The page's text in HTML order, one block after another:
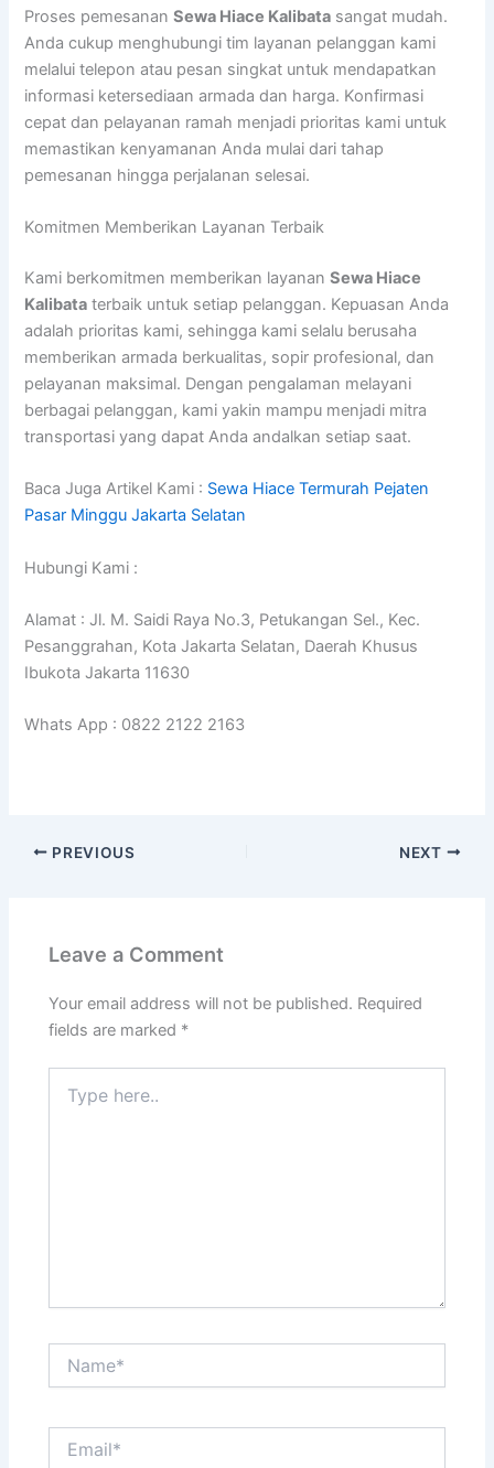
Proses pemesananSewa Hiace Kalibata sangat mudah.
Anda cukup menghubungi tim layanan pelanggan kami
melalui telepon atau pesan singkat untuk mendapatkan
informasi ketersediaan armada dan harga. Konfirmasi
cepat dan pelayanan ramah menjadi prioritas kami untuk
memastikan kenyamanan Anda mulai dari tahap
pemesanan hingga perjalanan selesai.
Komitmen Memberikan Layanan Terbaik
Kami berkomitmen memberikan layananSewa Hiace
Kalibata terbaik untuk setiap pelanggan. Kepuasan Anda
adalah prioritas kami, sehingga kami selalu berusaha
memberikan armada berkualitas, sopir profesional, dan
pelayanan maksimal. Dengan pengalaman melayani
berbagai pelanggan, kami yakin mampu menjadi mitra
transportasi yang dapat Anda andalkan setiap saat.
Baca Juga Artikel Kami : Sewa Hiace Termurah Pejaten
Pasar Minggu Jakarta Selatan
Hubungi Kami :
Alamat : Jl. M. Saidi Raya No.3, Petukangan Sel., Kec.
Pesanggrahan, Kota Jakarta Selatan, Daerah Khusus
Ibukota Jakarta 11630
Whats App : 0822 2122 2163
PREVIOUS NEXT
Leave a Comment
Your email address will not be published. Required
fields are marked *
here..